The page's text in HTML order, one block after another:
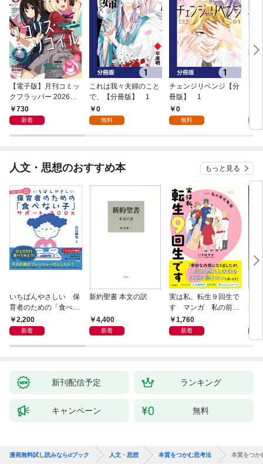
【電子版】月刊コミッ
クフラッパー 2026年9
月号730
新着
これは我々夫婦のこと
で、【分冊版】 1
0
無料
チェンジリベンジ【分
冊版】 1
0
無料
チ
人文・思想のおすすめ本 もっと見る
いちばんやさしい 保
育者のための「食べな
い子」サポートＢＯＯ
Ｋ 偏食・少食のお悩
2,200
新着
新約聖書 本文の訳
4,400
新着
実は私、転生９回生で
す マンガ 私の前世
物語1,760
新着
が
新刊配信予定 ランキング
キャンペーン 無料
漫画無料試し読みならdブック 人文・思想 本質をつかむ思考法 本質をつか